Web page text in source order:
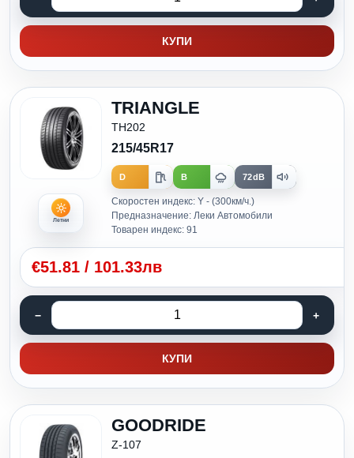
КУПИ
Летни
TRIANGLE
TH202
215/45R17
D B 72dB
Скоростен индекс: Y - (300км/ч.)
Предназначение: Леки Автомобили
Товарен индекс: 91
€51.81 / 101.33лв
КУПИ
GOODRIDE
Z-107